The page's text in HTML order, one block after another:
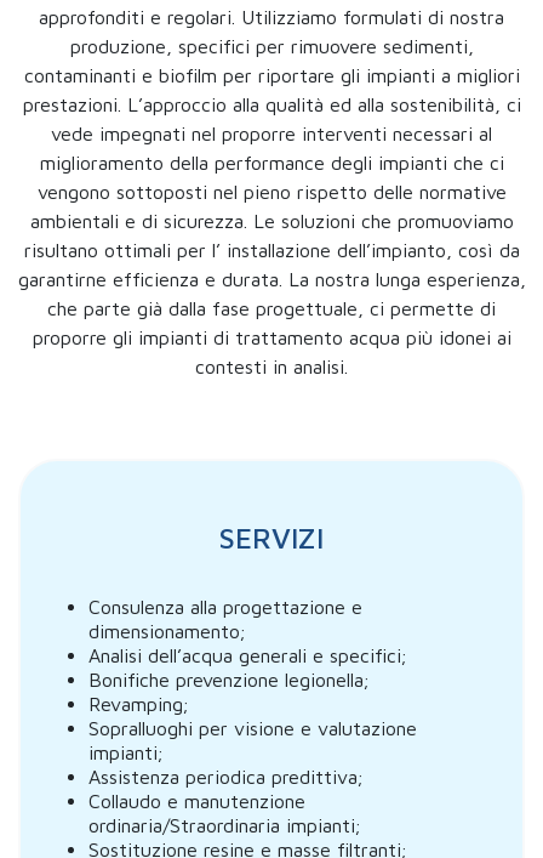
approfonditi e regolari. Utilizziamo formulati di nostra
produzione, specifici per rimuovere sedimenti,
contaminanti e biofilm per riportare gli impianti a migliori
prestazioni. L’approccio alla qualità ed alla sostenibilità, ci
vede impegnati nel proporre interventi necessari al
miglioramento della performance degli impianti che ci
vengono sottoposti nel pieno rispetto delle normative
ambientali e di sicurezza. Le soluzioni che promuoviamo
risultano ottimali per l’ installazione dell’impianto, così da
garantirne efficienza e durata. La nostra lunga esperienza,
che parte già dalla fase progettuale, ci permette di
proporre gli impianti di trattamento acqua più idonei ai
contesti in analisi.
SERVIZI
Consulenza alla progettazione e
dimensionamento;
Analisi dell’acqua generali e specifici;
Bonifiche prevenzione legionella;
Revamping;
Sopralluoghi per visione e valutazione
impianti;
Assistenza periodica predittiva;
Collaudo e manutenzione
ordinaria/Straordinaria impianti;
Sostituzione resine e masse filtranti;